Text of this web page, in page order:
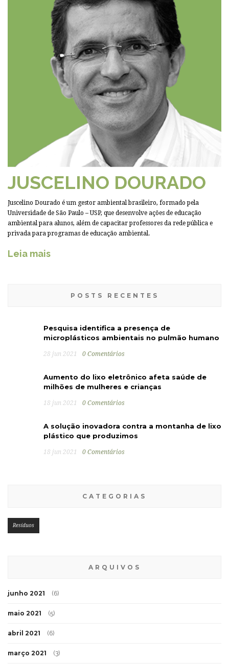
JUSCELINO DOURADO
Juscelino Dourado é um gestor ambiental brasileiro, formado pela
Universidade de São Paulo – USP, que desenvolve ações de educação
ambiental para alunos, além de capacitar professores da rede pública e
privada para programas de educação ambiental.
Leia mais
POSTS RECENTES
Pesquisa identifica a presença de
microplásticos ambientais no pulmão humano
28 jun 2021 0 Comentários
Aumento do lixo eletrônico afeta saúde de
milhões de mulheres e crianças
18 jun 2021 0 Comentários
A solução inovadora contra a montanha de lixo
plástico que produzimos
18 jun 2021 0 Comentários
CATEGORIAS
Resíduos
ARQUIVOS
junho 2021 (6)
maio 2021 (5)
abril 2021 (6)
março 2021 (3)